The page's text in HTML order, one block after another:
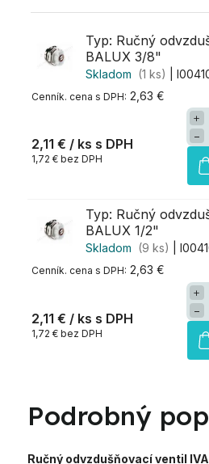
Typ: Ručný
BALUX 3/8"
Skladom (1 ks)
|
2,63 €
2,11 € / ks
1,72 € bez DPH
+
−
Typ: Ručný
BALUX 1/2"
Skladom (9 ks)
|
2,63 €
2,11 € / ks
1,72 € bez DPH
+
−
Podrobný
Ručný odvzdušňovací ventil